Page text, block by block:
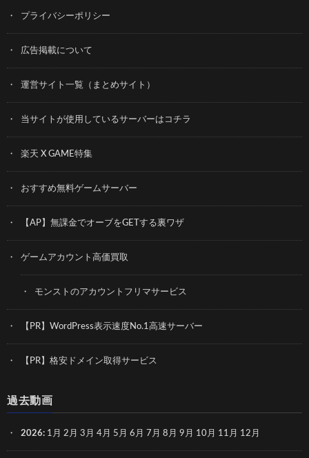
プライバシーポリシー
広告掲載について
運営サイト一覧（まとめサイト）
当サイトが使用しているサーバーはコチラ
楽天 X GAME特集
おすすめ無料ゲームサーバー
【AP】無課金でオーブをGETする裏ワザ
ゲームアカウント高価買取
モンストのアカウントフリマサービス
【PR】WordPress表示速度No.1高速サーバー
【PR】格安ドメイン取得サービス
過去動画
2026: 1月 2月 3月 4月 5月 6月 7月 8月 9月 10月 11月 12月